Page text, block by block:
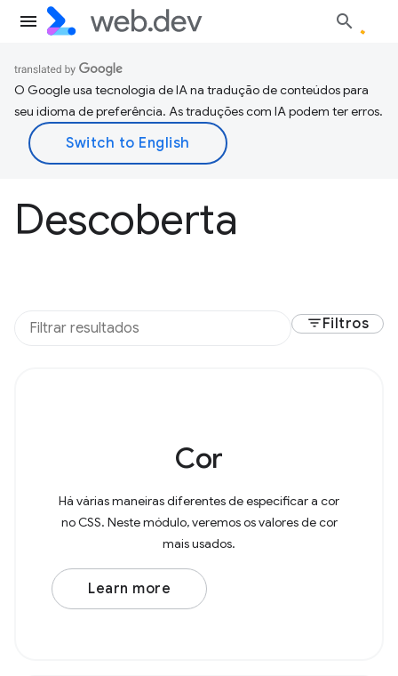
O Google usa tecnologia de IA na tradução de conteúdos para
seu idioma de preferência. As traduções com IA podem ter erros.
Descoberta
filter_listFiltros
Cor
Há várias maneiras diferentes de especificar a cor
no CSS. Neste módulo, veremos os valores de cor
mais usados.
Learn more